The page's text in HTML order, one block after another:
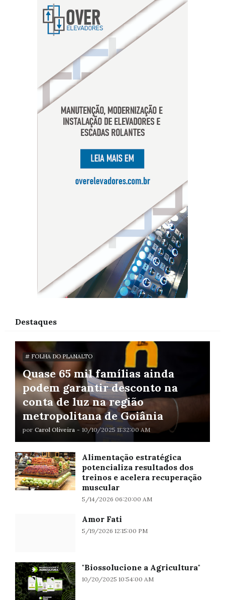
Destaques
# FOLHA DO PLANALTO
Quase 65 mil famílias ainda
podem garantir desconto na
conta de luz na região
metropolitana de Goiânia
por Carol Oliveira - 10/10/2025 11:32:00 AM
Alimentação estratégica
potencializa resultados dos
treinos e acelera recuperação
muscular
5/14/2026 06:20:00 AM
Amor Fati
5/19/2026 12:15:00 PM
"Biossolucione a Agricultura"
10/20/2025 10:54:00 AM